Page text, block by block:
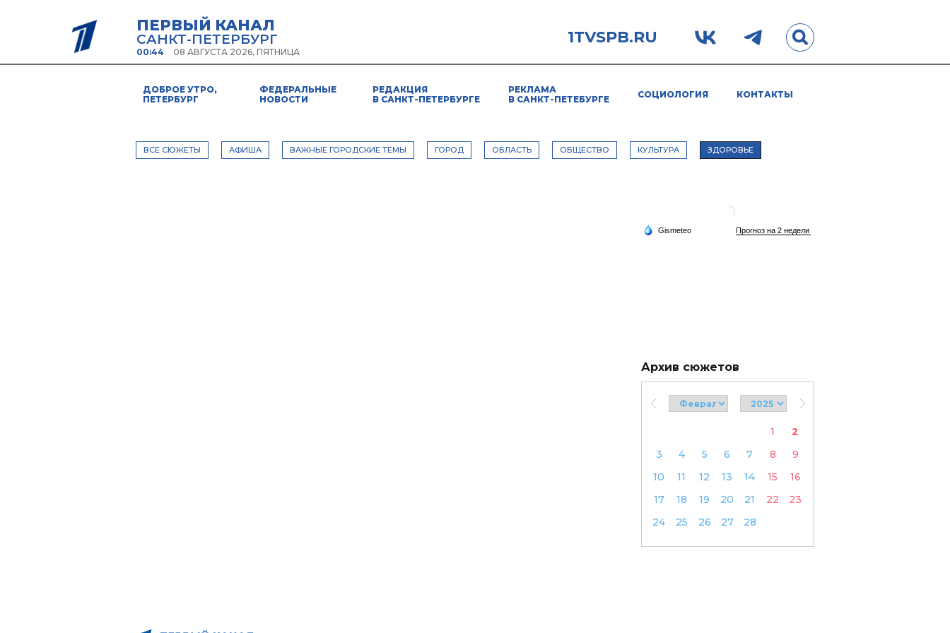
ПЕРВЫЙ КАНАЛ
САНКТ-ПЕТЕРБУРГ
00:44 08 АВГУСТА 2026, ПЯТНИЦА
1TVSPB.RU
ДОБРОЕ УТРО,
ПЕТЕРБУРГ
ФЕДЕРАЛЬНЫЕ
НОВОСТИ
РЕДАКЦИЯ
В САНКТ-ПЕТЕРБУРГЕ
РЕКЛАМА
В САНКТ-ПЕТЕБУРГЕ
СОЦИОЛОГИЯ КОНТАКТЫ
ВСЕ СЮЖЕТЫ АФИША ВАЖНЫЕ ГОРОДСКИЕ ТЕМЫ ГОРОД ОБЛАСТЬ ОБЩЕСТВО КУЛЬТУРА ЗДОРОВЬЕ
Архив сюжетов
1
2
3
4 5 6 7 8
9
10
11 12 13 14 15
16
17
18 19 20 21 22
23
24
25 26 27 28